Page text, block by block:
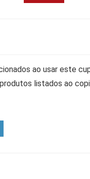
ao usar este
listados ao